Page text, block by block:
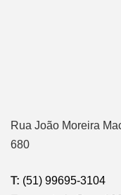
Rua João Moreira
680
T: (51) 99695-3104